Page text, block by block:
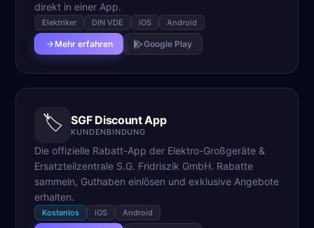
direkt in einer App.
Elektriker DIN VDE iOS Android
Mehr erfahren Google Play
🏷️ SGF Discount App
KUNDENBINDUNG
Die offizielle Rabatt-App der Elektro-Großgeräte &
Ersatzteilzentrale S.G. Fridriszik GmbH. Rabatte
sammeln, Guthaben einlösen und exklusive Angebote
erhalten.
Kostenlos iOS Android